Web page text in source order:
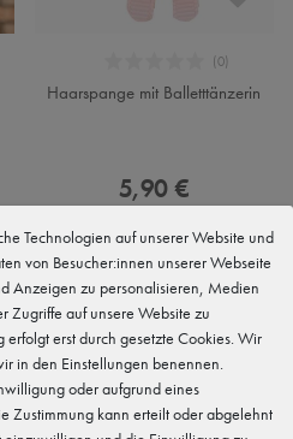
Haarspange mit Balletttänzerin
5,90 €
NEU
Technologien auf unserer Website und
von Besucher:innen unserer Webseite
Anzeigen zu personalisieren, Medien
Zugriffe auf unsere Website zu
erst durch gesetzte Cookies. Wir
in den Einstellungen benennen.
oder aufgrund eines
Zustimmung kann erteilt oder abgelehnt